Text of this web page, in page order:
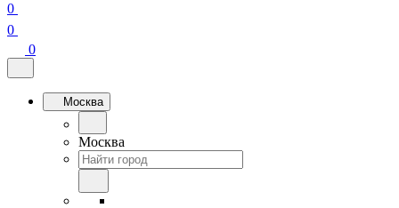
0
0
0
Москва
Москва